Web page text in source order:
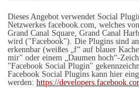
Dieses Angebot verwendet Social
Netzwerkes facebook.com, welches
Grand Canal Square, Grand Canal
wird ("Facebook"). Die Plugins sind
erkennbar (weißes „f“ auf blauer
mir" oder einem „Daumen hoch“-
"Facebook Social Plugin"
Facebook Social Plugins kann hier
werden: https://